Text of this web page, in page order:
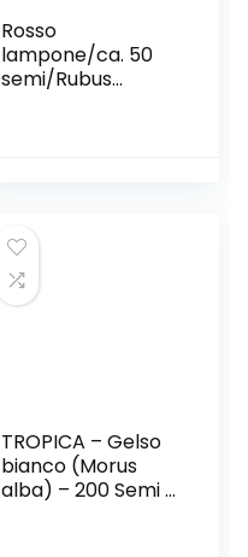
Rosso
lampone/ca. 50
semi/Rubus
TROPICA – Gelso
bianco (Morus
alba) – 200 Semi –